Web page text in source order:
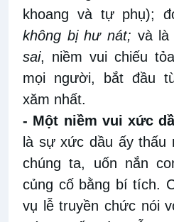
khoang và tự phụ);
không bị hư nát; và là
sai, niềm vui chiếu
mọi người, bắt đầu
xăm nhất.
- Một niềm vui xức
là sự xức dầu ấy thấu
chúng ta, uốn nắn
củng cố bằng bí tích.
vụ lễ truyền chức nói